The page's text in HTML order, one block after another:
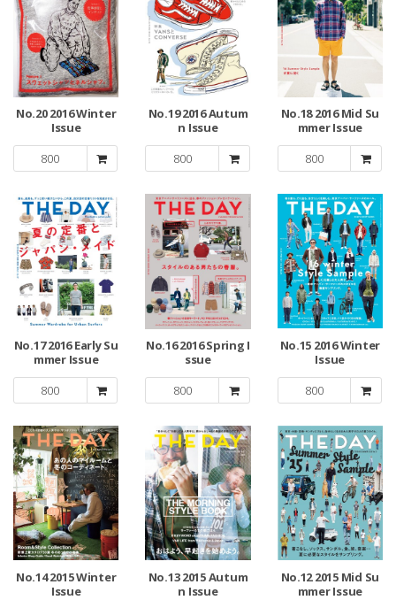
No.20 2016 Winter
Issue
800
No.19 2016 Autum
n Issue
800
No.18 2016 Mid Su
mmer Issue
800
No.17 2016 Early Su
mmer Issue
800
No.16 2016 Spring I
ssue
800
No.15 2016 Winter
Issue
800
No.14 2015 Winter
Issue
No.13 2015 Autum
n Issue
No.12 2015 Mid Su
mmer Issue